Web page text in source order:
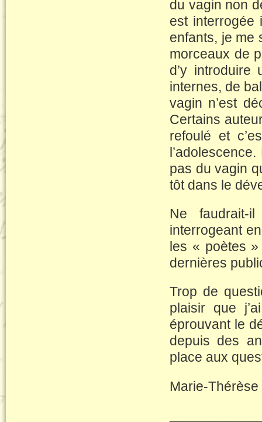
du vagin non
est
enfants, je me
morceaux de
d’y introduire
internes, de
vagin n’est
Certains
refoulé et
pas du vagin
tôt dans le
Ne faudrait-
interrogeant
les « poètes
dernières
Trop de
plaisir que
éprouvant le
depuis des
place aux
Marie-Thérèse